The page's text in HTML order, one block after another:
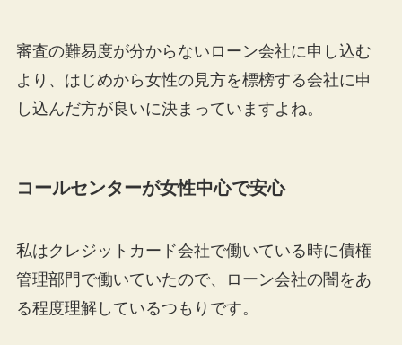
審査の難易度が分からないローン会社に申し込む
より、はじめから女性の見方を標榜する会社に申
し込んだ方が良いに決まっていますよね。
コールセンターが女性中心で安心
私はクレジットカード会社で働いている時に債権
管理部門で働いていたので、ローン会社の闇をあ
る程度理解しているつもりです。